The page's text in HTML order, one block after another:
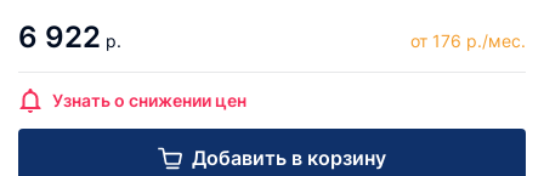
6 922 р. от 176 р./мес.
Узнать о снижении цен
Добавить в корзину